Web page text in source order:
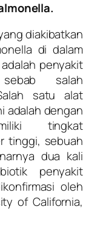
diakibatkan
di dalam
penyakit
salah
satu alat
adalah dengan
tingkat
tinggi, sebuah
dua kali
penyakit
oleh
of California,